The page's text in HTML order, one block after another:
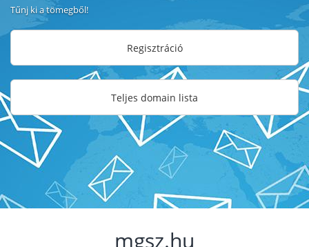
Tűnj ki a tömegből!
Regisztráció
Teljes domain lista
mgsz.hu